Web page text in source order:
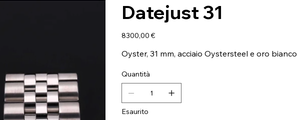
Datejust 31
Prezzo
8300,00 €
Oyster, 31 mm, acciaio Oystersteel e oro bianco
Quantità
Esaurito